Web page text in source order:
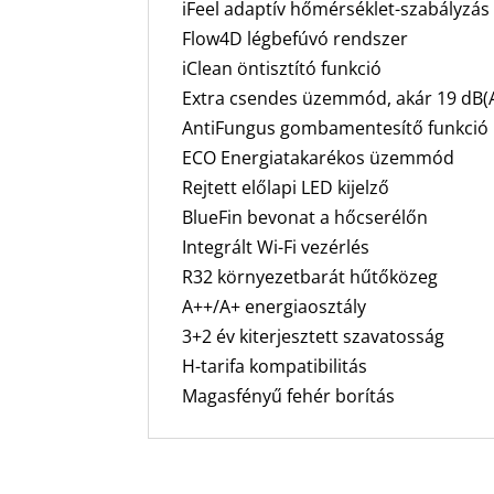
iFeel adaptív hőmérséklet-szabályzás
Flow4D légbefúvó rendszer
iClean öntisztító funkció
Extra csendes üzemmód, akár 19
AntiFungus gombamentesítő funkció
ECO Energiatakarékos üzemmód
Rejtett előlapi LED kijelző
BlueFin bevonat a hőcserélőn
Integrált Wi-Fi vezérlés
R32 környezetbarát hűtőközeg
A++/A+ energiaosztály
3+2 év kiterjesztett szavatosság
H-tarifa kompatibilitás
Magasfényű fehér borítás